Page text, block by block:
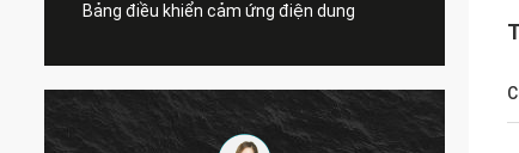
Bảng điều khiển cảm ứng điện dung